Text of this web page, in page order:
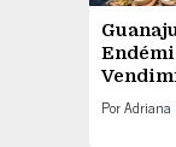
PorAdriana